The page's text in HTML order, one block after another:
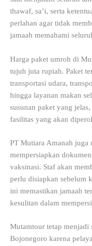
thawaf, sa’i, serta
perlahan agar tidak
jamaah memahami
Harga paket umroh di
tujuh juta rupiah. Paket
transportasi udara,
hingga layanan makan
susunan paket yang
fasilitas yang akan
PT Mutiara Amanah juga
mempersiapkan
vaksinasi. Staf akan
perlu disiapkan sebelum
ini memastikan jamaah
kesulitan dalam
Mutamtour tetap menjadi
Bojonegoro karena